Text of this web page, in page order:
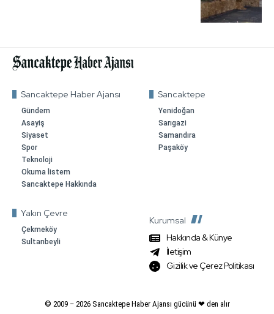
Sancaktepe Haber Ajansı
Gündem
Asayiş
Siyaset
Spor
Teknoloji
Okuma listem
Sancaktepe Hakkında
Sancaktepe
Yenidoğan
Sarıgazi
Samandıra
Paşaköy
Yakın Çevre
Çekmeköy
Sultanbeyli
Kurumsal
Hakkında & Künye
İletişim
Gizilik ve Çerez Politikası
© 2009 – 2026Sancaktepe Haber Ajansı gücünü ❤ den alır